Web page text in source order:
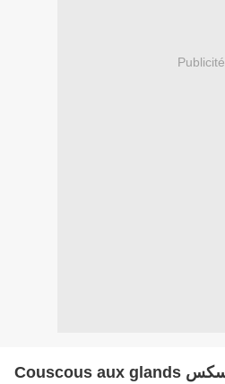
Publicité
Couscous aux glands سكسو أڢلوض (كسكس